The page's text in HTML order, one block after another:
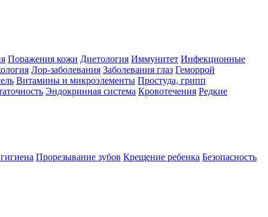
Поражения кожи Диетология Иммунитет Инфекционные
Лор-заболевания Заболевания глаз Геморрой
Витамины и микроэлементы Простуда, грипп
Эндокринная система Кровотечения Редкие
Прорезывание зубов Крещение ребенка Безопасность